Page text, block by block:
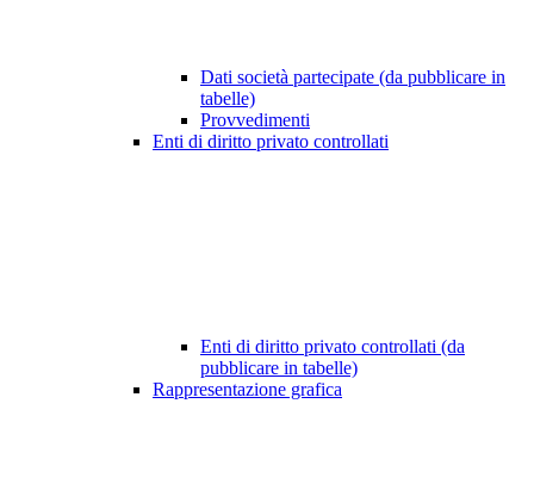
Dati società partecipate (da pubblicare in
tabelle)
Provvedimenti
Enti di diritto privato controllati
Enti di diritto privato controllati (da
pubblicare in tabelle)
Rappresentazione grafica